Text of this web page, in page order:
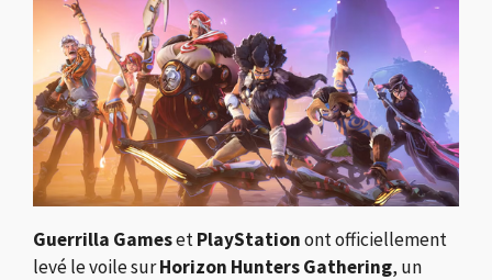
Guerrilla GamesetPlayStationont officiellement
levé le voile surHorizon Hunters Gathering, un